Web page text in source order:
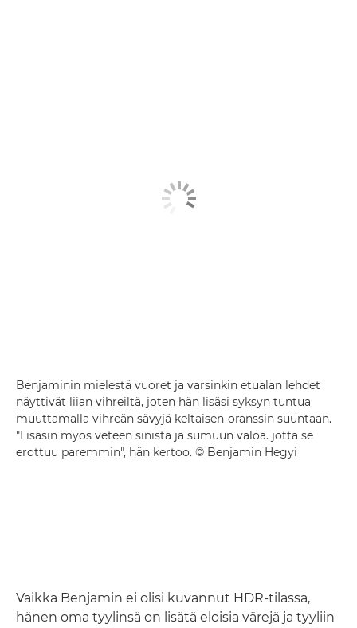
Benjaminin mielestä vuoret ja varsinkin etualan lehdet
näyttivät liian vihreiltä, joten hän lisäsi syksyn tuntua
muuttamalla vihreän sävyjä keltaisen-oranssin suuntaan.
"Lisäsin myös veteen sinistä ja sumuun valoa. jotta se
erottuu paremmin", hän kertoo. © Benjamin Hegyi
Vaikka Benjamin ei olisi kuvannut HDR-tilassa,
hänen oma tyylinsä on lisätä eloisia värejä ja tyyliin